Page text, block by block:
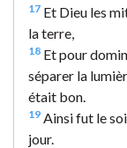
17 Et Dieu les
la terre,
18 Et pour
séparer la
était bon.
19 Ainsi fut le
jour.